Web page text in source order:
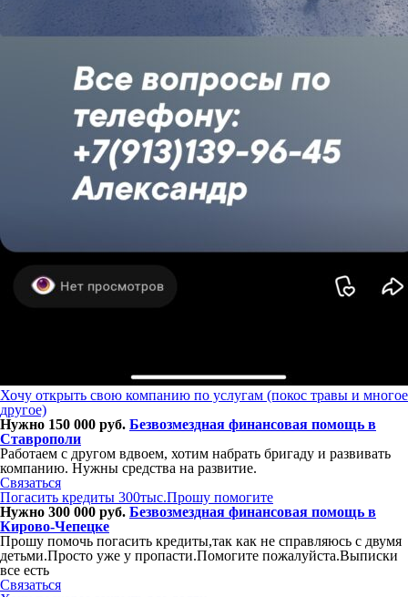
Хочу открыть свою компанию по услугам (покос травы и многое
другое)
Нужно 150 000 руб. Безвозмездная финансовая помощь в
Ставрополи
Работаем с другом вдвоем, хотим набрать бригаду и развивать
компанию. Нужны средства на развитие.
Связаться
Погасить кредиты 300тыс.Прошу помогите
Нужно 300 000 руб. Безвозмездная финансовая помощь в
Кирово-Чепецке
Прошу помочь погасить кредиты,так как не справляюсь с двумя
детьми.Просто уже у пропасти.Помогите пожалуйста.Выписки
все есть
Связаться